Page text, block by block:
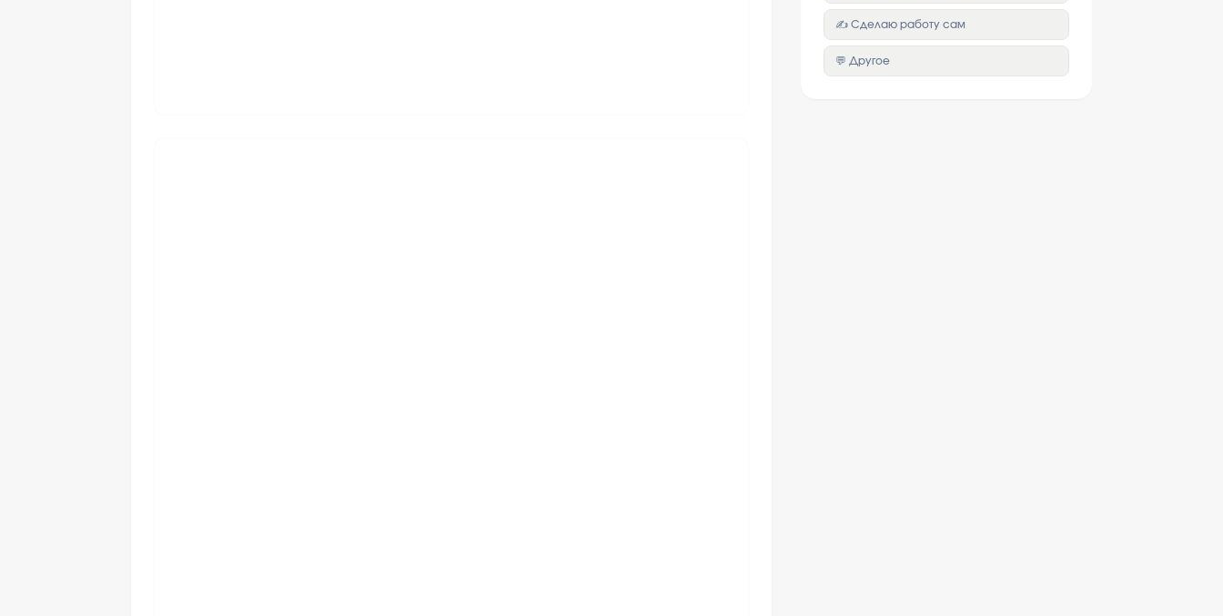
✍️ Сделаю работу сам
💬 Другое